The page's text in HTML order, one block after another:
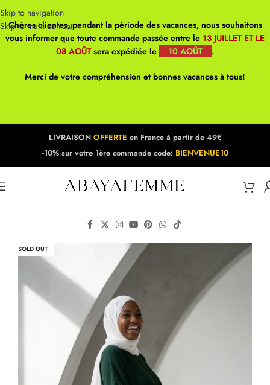
Skip to navigation
Skip to main content
Chères clientes, pendant la période des vacances, nous souhaitons
vous informer que toute commande passée entre le 13 JUILLET ET LE
08 AOÛTsera expédiée le 10 AOÛT .
Merci de votre compréhension et bonnes vacances à tous!
LIVRAISON OFFERTE en France à partir de 49€
-10% sur votre 1ère commande code: BIENVENUE10
SOLD OUT